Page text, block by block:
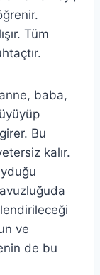
Tüm
baba,
Bu
kalır.
ve
de bu